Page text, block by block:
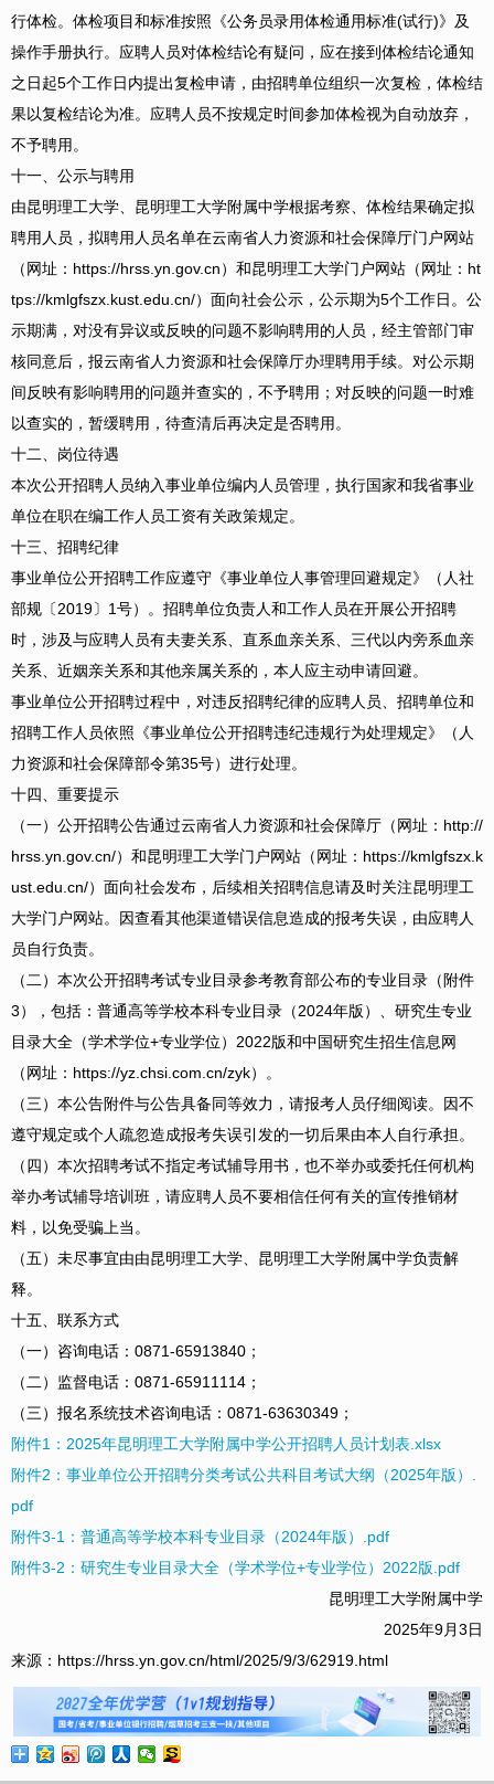
行体检。体检项目和标准按照《公务员录用体检通用标准(试行)》及
操作手册执行。应聘人员对体检结论有疑问，应在接到体检结论通知
之日起5个工作日内提出复检申请，由招聘单位组织一次复检，体检结
果以复检结论为准。应聘人员不按规定时间参加体检视为自动放弃，
不予聘用。
十一、公示与聘用
由昆明理工大学、昆明理工大学附属中学根据考察、体检结果确定拟
聘用人员，拟聘用人员名单在云南省人力资源和社会保障厅门户网站
（网址：https://hrss.yn.gov.cn）和昆明理工大学门户网站（网址：ht
tps://kmlgfszx.kust.edu.cn/）面向社会公示，公示期为5个工作日。公
示期满，对没有异议或反映的问题不影响聘用的人员，经主管部门审
核同意后，报云南省人力资源和社会保障厅办理聘用手续。对公示期
间反映有影响聘用的问题并查实的，不予聘用；对反映的问题一时难
以查实的，暂缓聘用，待查清后再决定是否聘用。
十二、岗位待遇
本次公开招聘人员纳入事业单位编内人员管理，执行国家和我省事业
单位在职在编工作人员工资有关政策规定。
十三、招聘纪律
事业单位公开招聘工作应遵守《事业单位人事管理回避规定》（人社
部规〔2019〕1号）。招聘单位负责人和工作人员在开展公开招聘
时，涉及与应聘人员有夫妻关系、直系血亲关系、三代以内旁系血亲
关系、近姻亲关系和其他亲属关系的，本人应主动申请回避。
事业单位公开招聘过程中，对违反招聘纪律的应聘人员、招聘单位和
招聘工作人员依照《事业单位公开招聘违纪违规行为处理规定》（人
力资源和社会保障部令第35号）进行处理。
十四、重要提示
（一）公开招聘公告通过云南省人力资源和社会保障厅（网址：http://
hrss.yn.gov.cn/）和昆明理工大学门户网站（网址：https://kmlgfszx.k
ust.edu.cn/）面向社会发布，后续相关招聘信息请及时关注昆明理工
大学门户网站。因查看其他渠道错误信息造成的报考失误，由应聘人
员自行负责。
（二）本次公开招聘考试专业目录参考教育部公布的专业目录（附件
3），包括：普通高等学校本科专业目录（2024年版）、研究生专业
目录大全（学术学位+专业学位）2022版和中国研究生招生信息网
（网址：https://yz.chsi.com.cn/zyk）。
（三）本公告附件与公告具备同等效力，请报考人员仔细阅读。因不
遵守规定或个人疏忽造成报考失误引发的一切后果由本人自行承担。
（四）本次招聘考试不指定考试辅导用书，也不举办或委托任何机构
举办考试辅导培训班，请应聘人员不要相信任何有关的宣传推销材
料，以免受骗上当。
（五）未尽事宜由由昆明理工大学、昆明理工大学附属中学负责解
释。
十五、联系方式
（一）咨询电话：0871-65913840；
（二）监督电话：0871-65911114；
（三）报名系统技术咨询电话：0871-63630349；
附件1：2025年昆明理工大学附属中学公开招聘人员计划表.xlsx
附件2：事业单位公开招聘分类考试公共科目考试大纲（2025年版）.
pdf
附件3-1：普通高等学校本科专业目录（2024年版）.pdf
附件3-2：研究生专业目录大全（学术学位+专业学位）2022版.pdf
昆明理工大学附属中学
2025年9月3日
来源：https://hrss.yn.gov.cn/html/2025/9/3/62919.html